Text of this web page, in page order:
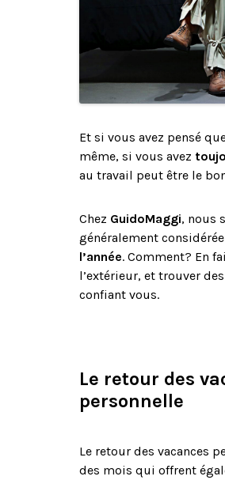
Et si vous avez pensé
même, si vous avez
au travail peut être le
Chez GuidoMaggi, nous
généralement
l’année. Comment? En
l’extérieur, et trouver
confiant vous.
Le retour des
personnelle
Le retour des vacances
des mois qui offrent